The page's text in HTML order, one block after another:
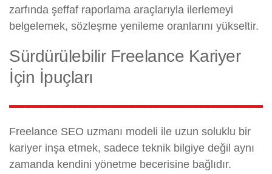
zarfında şeffaf raporlama araçlarıyla ilerlemeyi
belgelemek, sözleşme yenileme oranlarını yükseltir.
Sürdürülebilir Freelance Kariyer
İçin İpuçları
Freelance SEO uzmanı modeli ile uzun soluklu bir
kariyer inşa etmek, sadece teknik bilgiye değil aynı
zamanda kendini yönetme becerisine bağlıdır.